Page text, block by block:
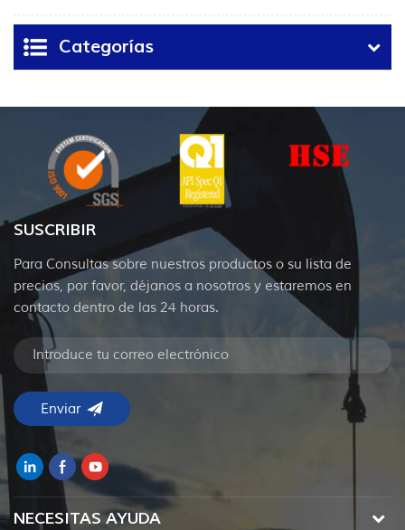
alto rendimiento
Categorías
SUSCRIBIR
Para Consultas sobre nuestros productos o su lista de
precios, por favor, déjanos a nosotros y estaremos en
contacto dentro de las 24 horas.
NECESITAS AYUDA